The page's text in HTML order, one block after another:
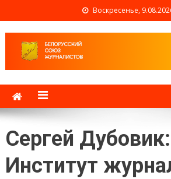
Воскресенье,
Сергей Дубовик:
Институт